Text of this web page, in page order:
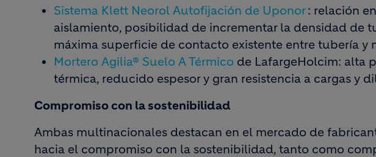
Sistema Klett Neorol Autofijación de Uponor: relación
aislamiento, posibilidad de incrementar la densidad de
máxima superficie de contacto existente entre tubería y
Mortero Agilia® Suelo A Térmico de LafargeHolcim: alta
térmica, reducido espesor y gran resistencia a cargas y
Compromiso con la sostenibilidad
Ambas multinacionales destacan en el mercado de
hacia el compromiso con la sostenibilidad, tanto como